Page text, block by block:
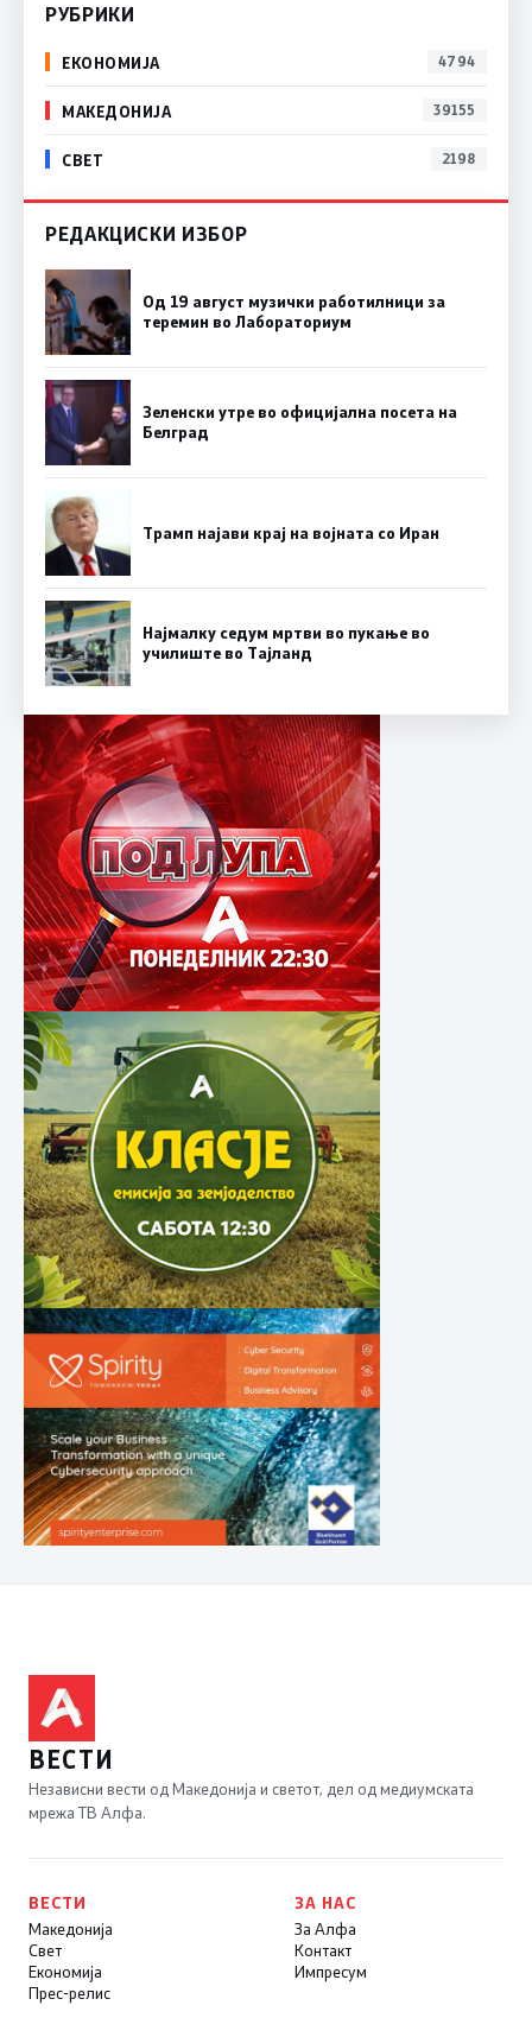
РУБРИКИ
ЕКОНОМИЈА 4794
МАКЕДОНИЈА 39155
СВЕТ 2198
РЕДАКЦИСКИ ИЗБОР
Од 19 август музички работилници за
теремин во Лабораториум
Зеленски утре во официјална посета на
Белград
Трамп најави крај на војната со Иран
Најмалку седум мртви во пукање во
училиште во Тајланд
ВЕСТИ
Независни вести од Македонија и светот, дел од медиумската
мрежа ТВ Алфа.
ВЕСТИ
Македонија
Свет
Економија
Прес-релис
ЗА НАС
За Алфа
Контакт
Импресум